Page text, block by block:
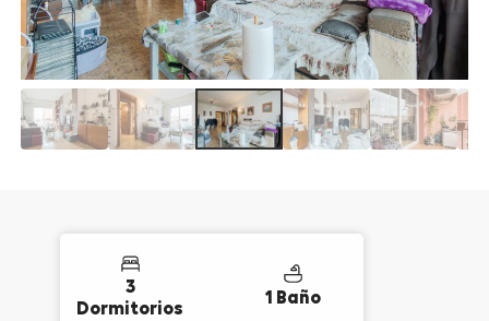
3
Dormitorios
1 Baño